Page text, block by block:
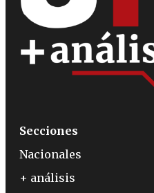
Secciones
Nacionales
+ análisis